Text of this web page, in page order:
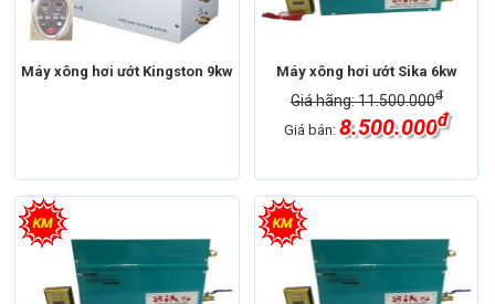
Máy xông hơi ướt Kingston 9kw
Xuất xứ
Trung Quốc
Máy xông hơi ướt Sika 6kw
Giá hãng: 11.500.000đ
Giá bán:8.500.000đ
Thương hiệu
Máy xông hơi Sika
Máy xông hơi Máy xông hơi ướt
Máy xông hơi Máy xông hơi ướt